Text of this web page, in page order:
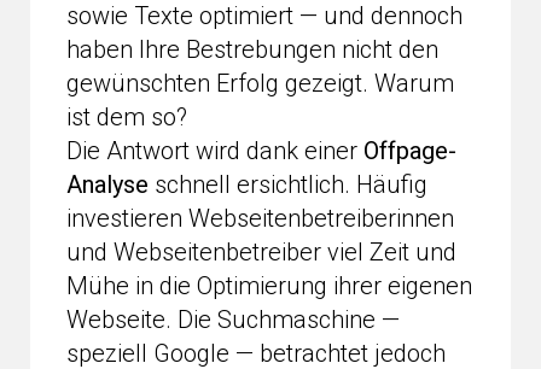
sowie Texte optimiert — und dennoch
haben Ihre Bestrebungen nicht den
gewünschten Erfolg gezeigt. Warum
ist dem so?
Die Antwort wird dank einer Offpage-
Analyse schnell ersichtlich. Häufig
investieren Webseitenbetreiberinnen
und Webseitenbetreiber viel Zeit und
Mühe in die Optimierung ihrer eigenen
Webseite. Die Suchmaschine —
speziell Google — betrachtet jedoch